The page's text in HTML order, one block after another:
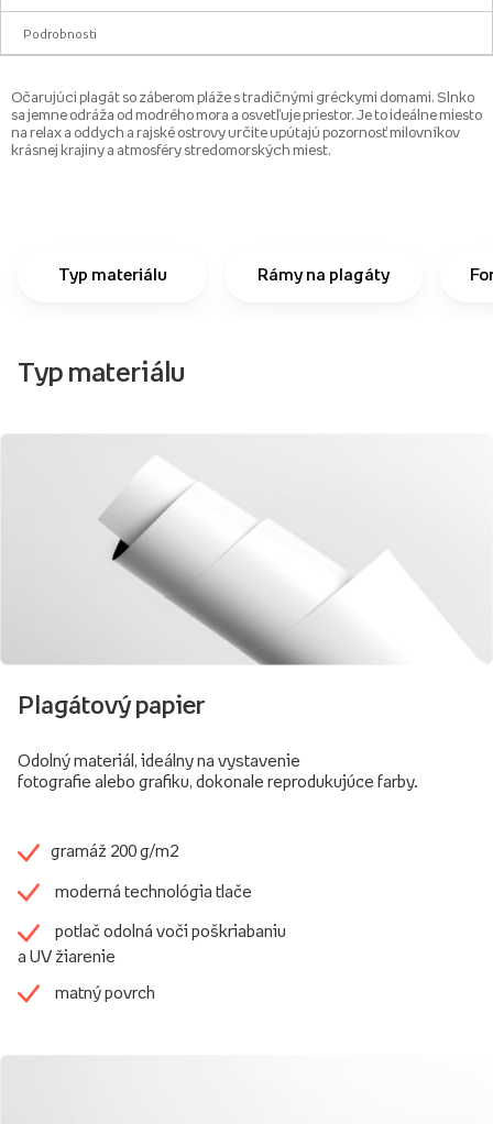
Podrobnosti
Očarujúci plagát so záberom pláže s tradičnými gréckymi domami. Slnko
sa jemne odráža od modrého mora a osvetľuje priestor. Je to ideálne miesto
na relax a oddych a rajské ostrovy určite upútajú pozornosť milovníkov
krásnej krajiny a atmosféry stredomorských miest.
Typ materiálu Rámy na plagáty
Typ materiálu
Plagátový papier
Odolný materiál, ideálny na vystavenie
fotografie alebo grafiku, dokonale reprodukujúce farby.
gramáž 200 g/m2
moderná technológia tlače
potlač odolná voči poškriabaniu
a UV žiarenie
matný povrch